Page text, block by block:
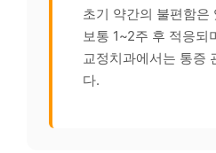
초기 약간의 불편함은
보통 1~2주 후 적응되
교정치과에서는 통증
다.